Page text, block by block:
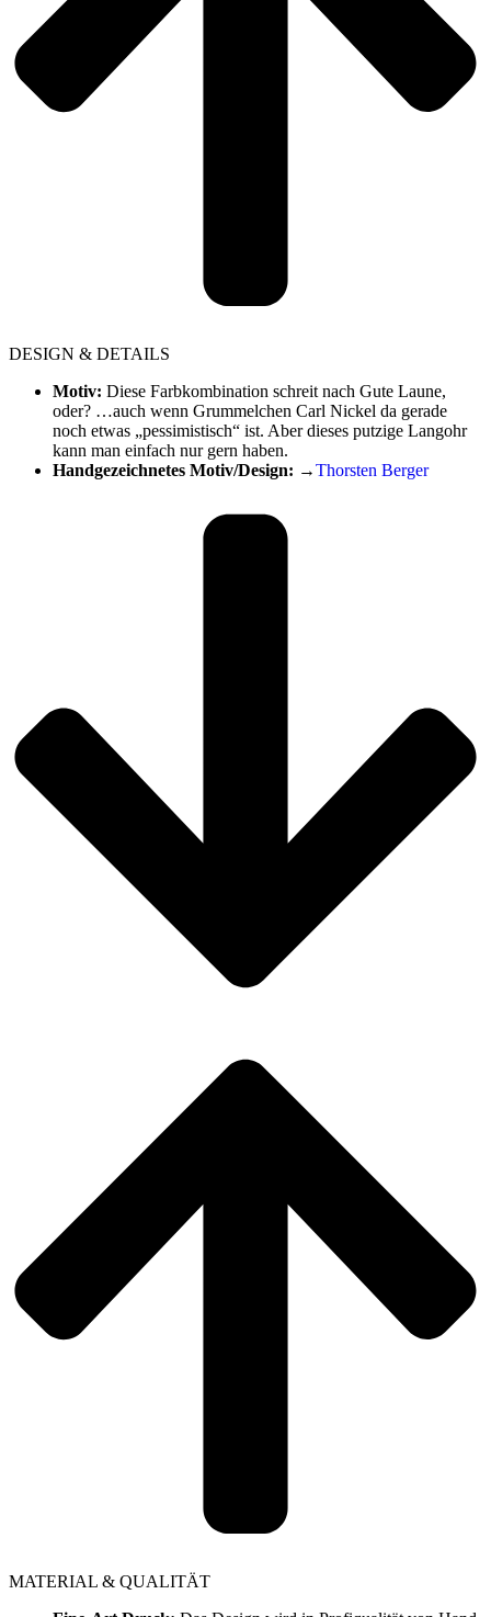
DESIGN & DETAILS
Motiv: Diese Farbkombination schreit nach Gute Laune,
oder? …auch wenn Grummelchen Carl Nickel da gerade
noch etwas „pessimistisch“ ist. Aber dieses putzige Langohr
kann man einfach nur gern haben.
Handgezeichnetes Motiv/Design: →Thorsten Berger
MATERIAL & QUALITÄT